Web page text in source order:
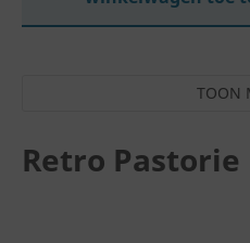
Retro Pastorie